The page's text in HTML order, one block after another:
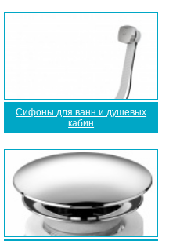
Сифоны для ванн и душевых
кабин